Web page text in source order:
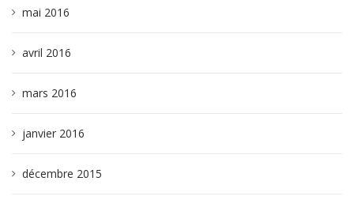
mai 2016
avril 2016
mars 2016
janvier 2016
décembre 2015